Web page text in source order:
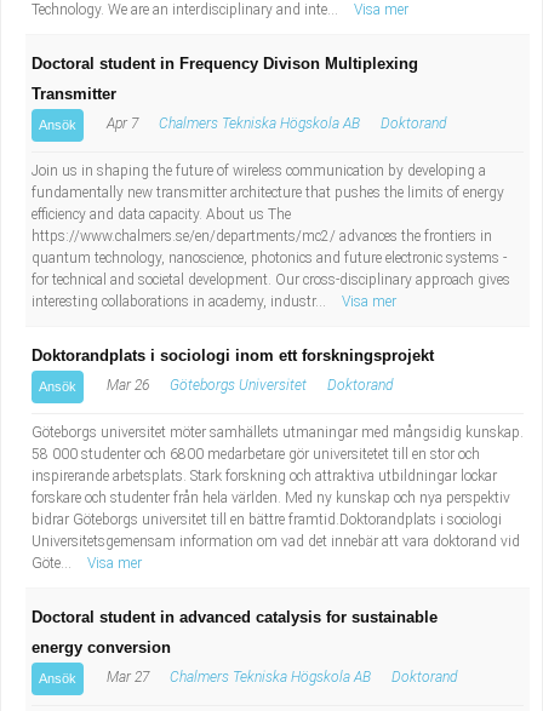
Technology. We are an interdisciplinary and inte...
Visa mer
Doctoral student in Frequency Divison Multiplexing
Transmitter
Ansök Apr 7 Chalmers Tekniska Högskola AB Doktorand
Join us in shaping the future of wireless communication by developing a
fundamentally new transmitter architecture that pushes the limits of energy
efficiency and data capacity. About us The
https://www.chalmers.se/en/departments/mc2/ advances the frontiers in
quantum technology, nanoscience, photonics and future electronic systems -
for technical and societal development. Our cross-disciplinary approach gives
interesting collaborations in academy, industr...
Visa mer
Doktorandplats i sociologi inom ett forskningsprojekt
Ansök Mar 26 Göteborgs Universitet Doktorand
Göteborgs universitet möter samhällets utmaningar med mångsidig kunskap.
58 000 studenter och 6800 medarbetare gör universitetet till en stor och
inspirerande arbetsplats. Stark forskning och attraktiva utbildningar lockar
forskare och studenter från hela världen. Med ny kunskap och nya perspektiv
bidrar Göteborgs universitet till en bättre framtid.Doktorandplats i sociologi
Universitetsgemensam information om vad det innebär att vara doktorand vid
Göte...
Visa mer
Doctoral student in advanced catalysis for sustainable
energy conversion
Ansök Mar 27 Chalmers Tekniska Högskola AB Doktorand